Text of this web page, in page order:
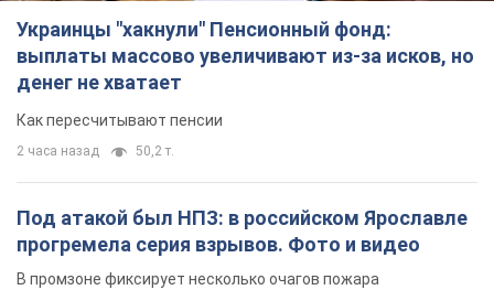
Украинцы "хакнули" Пенсионный фонд:
выплаты массово увеличивают из-за исков, но
денег не хватает
Как пересчитывают пенсии
2 часа назад 50,2 т.
Под атакой был НПЗ: в российском Ярославле
прогремела серия взрывов. Фото и видео
В промзоне фиксирует несколько очагов пожара